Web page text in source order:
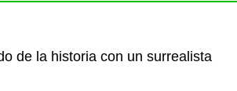
de la historia con un surrealista